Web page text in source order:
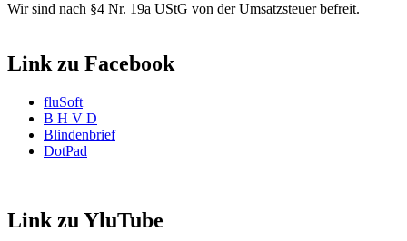
Wir sind nach §4 Nr. 19a UStG von der Umsatzsteuer befreit.
Link zu Facebook
fluSoft
B H V D
Blindenbrief
DotPad
Link zu YluTube